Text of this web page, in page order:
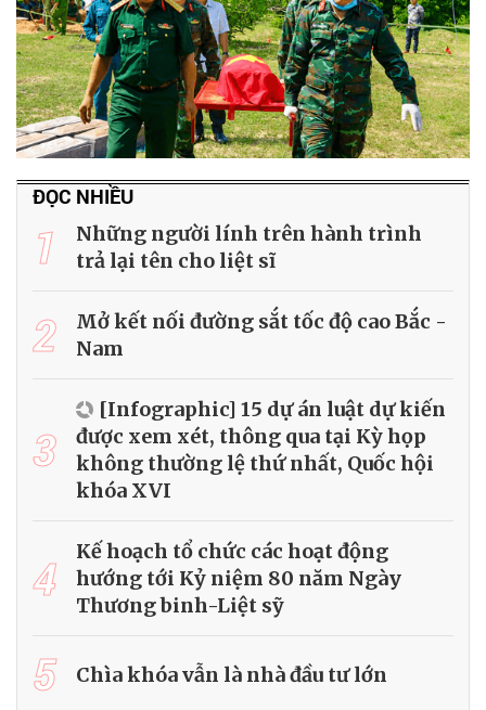
ĐỌC NHIỀU
1
Những người lính trên hành trình
trả lại tên cho liệt sĩ
2
Mở kết nối đường sắt tốc độ cao Bắc -
Nam
3
[Infographic] 15 dự án luật dự kiến
được xem xét, thông qua tại Kỳ họp
không thường lệ thứ nhất, Quốc hội
khóa XVI
4
Kế hoạch tổ chức các hoạt động
hướng tới Kỷ niệm 80 năm Ngày
Thương binh-Liệt sỹ
5 Chìa khóa vẫn là nhà đầu tư lớn